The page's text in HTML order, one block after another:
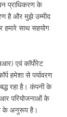
प्राधिकरण के
है और मुझे उम्‍मीद
हमारे साथ सहयोग
एवं कॉर्पोरेट
हमेशा से पर्यावरण
रहा है। कंपनी के
परियोजनाओं के
के अनुरूप है।